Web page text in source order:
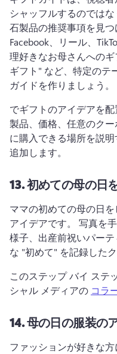
シャッフルするのでは
石製品の推奨事項を見つ
Facebook、リール、
理好きなお母さんへの
ギフト" など、特定のテ
ガイドを作りましょう。
でギフトのアイデアを配
製品、価格、任意のク
に購入できる場所を説明
追加します。
13.初めての母の日
ママの初めての母の日
アイデアです。 写真を
様子、出産前祝いパー
な "初めて" を記録した
このステップ バイ ステ
シャル メディアの コラ
14.母の日の服装の
ファッションが好きな